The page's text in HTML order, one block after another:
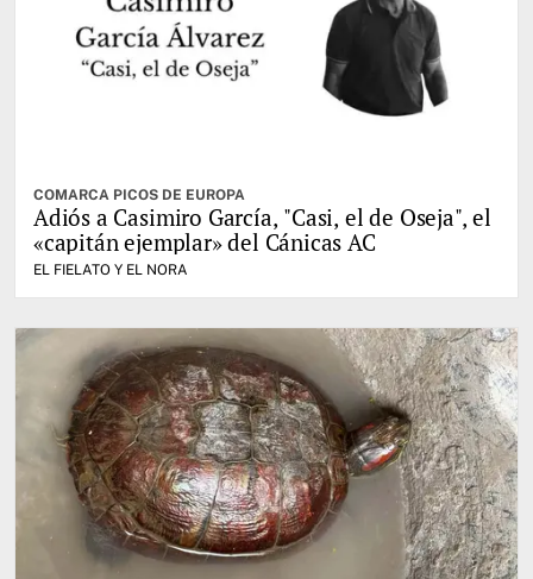
COMARCA PICOS DE EUROPA
Adiós a Casimiro García, "Casi, el de Oseja", el
«capitán ejemplar» del Cánicas AC
EL FIELATO Y EL NORA